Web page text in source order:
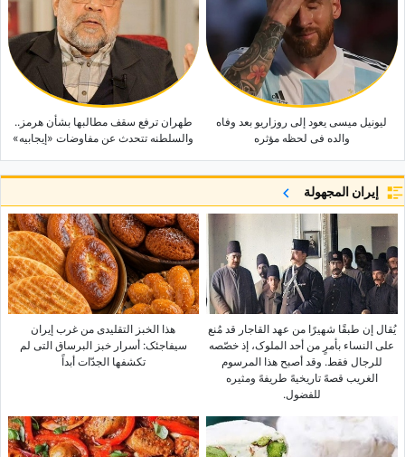
لیونیل میسی یعود إلى روزاریو بعد وفاه
والده فی لحظه مؤثره
طهران ترفع سقف مطالبها بشأن هرمز..
والسلطنه تتحدث عن مفاوضات «إیجابیه»
إيران المجهولة
یُقال إن طبقًا شهیرًا من عهد القاجار قد مُنع
على النساء بأمرٍ من أحد الملوک، إذ خصّصه
للرجال فقط. وقد أصبح هذا المرسوم
الغریب قصهً تاریخیهً طریفهً ومثیره
للفضول.
هذا الخبز التقلیدی من غرب إیران
سیفاجئک: أسرار خبز البرساق التی لم
تکشفها الجدّات أبداً